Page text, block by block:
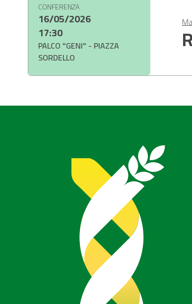
CONFERENZA
16/05/2026
17:30
PALCO "GENI" - PIAZZA
SORDELLO